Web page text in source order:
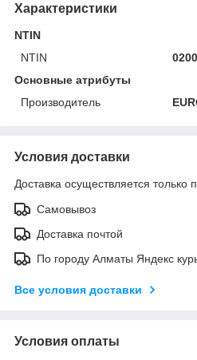
Характеристики
NTIN
NTIN
Основные атрибуты
Производитель
Условия доставки
Доставка осуществляется только
Самовывоз
Доставка почтой
По городу Алматы Яндекс
Все условия доставки
Условия оплаты